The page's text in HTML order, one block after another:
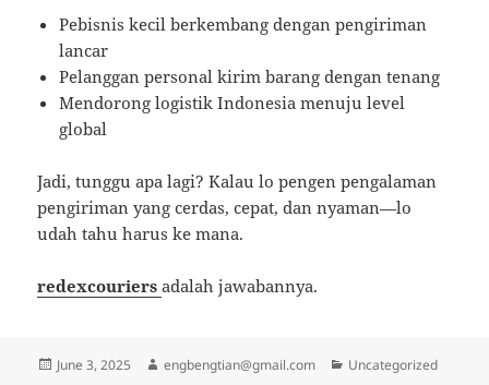
Pebisnis kecil berkembang dengan pengiriman
lancar
Pelanggan personal kirim barang dengan tenang
Mendorong logistik Indonesia menuju level
global
Jadi, tunggu apa lagi? Kalau lo pengen pengalaman
pengiriman yang cerdas, cepat, dan nyaman—lo
udah tahu harus ke mana.
redexcouriers adalah jawabannya.
Posted
June 3, 2025 Author
engbengtian@gmail.com Categories
Uncategorized